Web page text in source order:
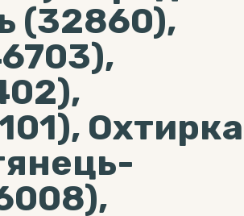
(32860),
Охтирка